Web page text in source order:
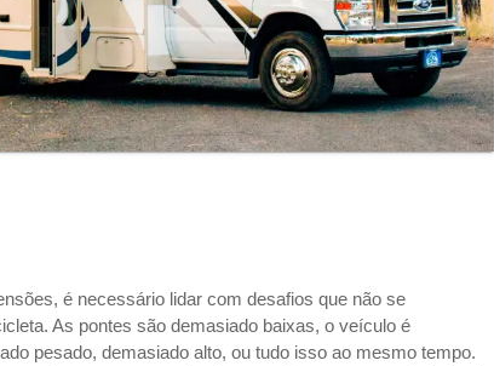
é necessário lidar com desafios que não se
As pontes são demasiado baixas, o veículo é
pesado, demasiado alto, ou tudo isso ao mesmo tempo.